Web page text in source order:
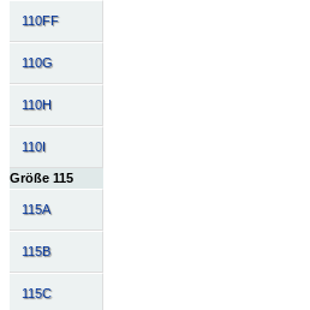
110FF
110G
110H
110I
Größe 115
115A
115B
115C